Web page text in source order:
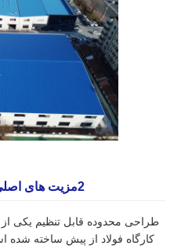
کارگاه ساختار فولاد
ساخت سازه فولادی
ساخت و ساز ساخت و ساز
ساخت سازه های فولادی
2مزیت های اصلی طراحی سفارشی اسپان
طراحی محدوده قابل تنظیم یکی
کارگاه فولاد از پیش ساخته شده